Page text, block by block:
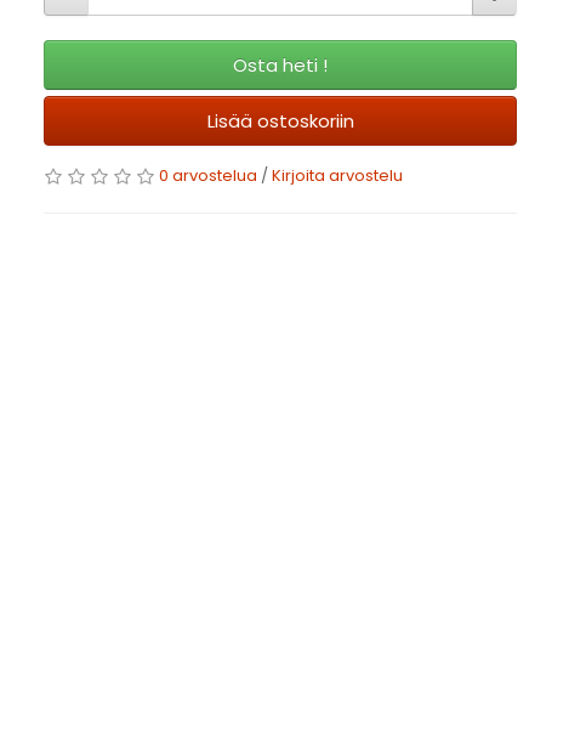
Osta heti !
Lisää ostoskoriin
0 arvostelua / Kirjoita arvostelu